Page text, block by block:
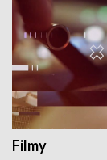
Filmy